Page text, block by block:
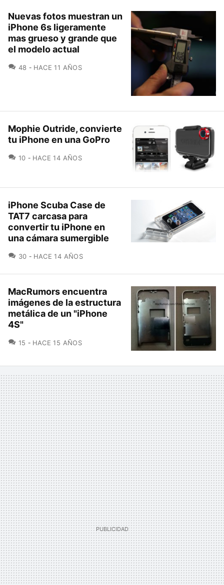
Nuevas fotos muestran un
iPhone 6s ligeramente
mas grueso y grande que
el modelo actual
48 COMENTARIOS
HACE 11 AÑOS
Mophie Outride, convierte
tu iPhone en una GoPro
10 COMENTARIOS
HACE 14 AÑOS
iPhone Scuba Case de
TAT7 carcasa para
convertir tu iPhone en
una cámara sumergible
30 COMENTARIOS
HACE 14 AÑOS
MacRumors encuentra
imágenes de la estructura
metálica de un "iPhone
4S"
15 COMENTARIOS
HACE 15 AÑOS